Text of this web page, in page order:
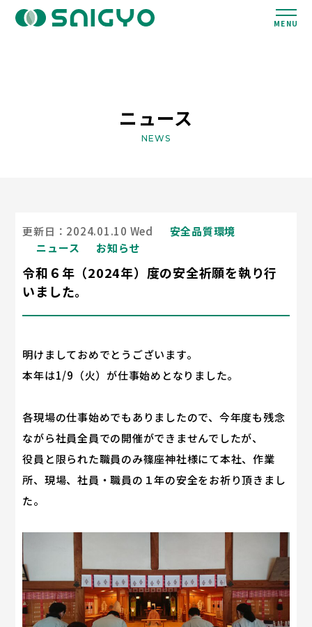
MENU
ニュース
NEWS
更新日：2024.01.10 Wed
安全品質環境
ニュース
お知らせ
令和６年（2024年）度の安全祈願を執り行
いました。
明けましておめでとうございます。
本年は1/9（火）が仕事始めとなりました。
各現場の仕事始めでもありましたので、今年度も残念
ながら社員全員での開催ができませんでしたが、
役員と限られた職員のみ篠座神社様にて本社、作業
所、現場、社員・職員の１年の安全をお祈り頂きまし
た。